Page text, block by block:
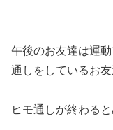
午後のお友達は運
通しをしているお
ヒモ通しが終わる